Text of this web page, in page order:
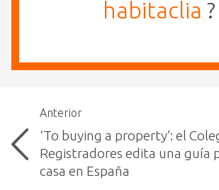
habitaclia ?
Anterior
‘To buying a property’: el
Registradores edita una guía
casa en España